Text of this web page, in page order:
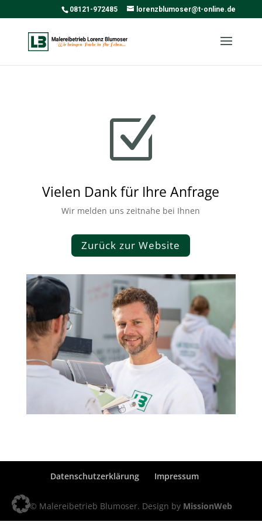
08121-972485 lorenzblumoser@t-online.de
Z
Vielen Dank für Ihre Anfrage
Wir melden uns zeitnahe bei Ihnen
Zurück zur Website
Datenschutzerklärung Impressum
© Malereibetrieb Blumoser. Design by MissionWeb